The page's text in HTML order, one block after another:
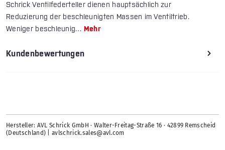
Schrick Ventilfederteller dienen hauptsächlich zur
Reduzierung der beschleunigten Massen im Ventiltrieb.
Weniger beschleunig… Mehr
Kundenbewertungen
Hersteller: AVL Schrick GmbH · Walter-Freitag-Straße 16 · 42899 Remscheid
(Deutschland) | avlschrick.sales@avl.com